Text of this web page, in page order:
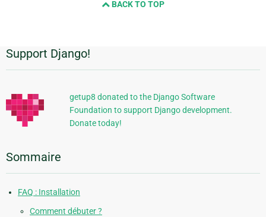
BACK TO TOP
Informations
supplémentaires
Support Django!
getup8 donated to the Django Software
Foundation to support Django development.
Donate today!
Sommaire
FAQ : Installation
Comment débuter ?